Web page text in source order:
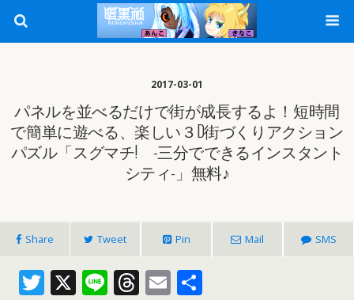
2017-03-01
パネルを並べるだけで街が成長するよ！短時間
で簡単に遊べる、楽しい３D街づくりアクション
パズル「スグマチ! -三分でできるインスタント
シティ-」無料♪
Share Tweet Pin Mail SMS
T X Li T E